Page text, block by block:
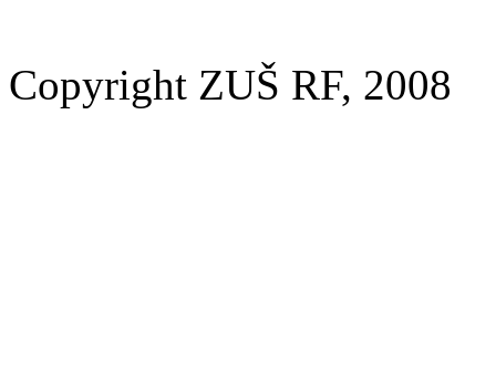
Copyright ZUŠ RF, 2008